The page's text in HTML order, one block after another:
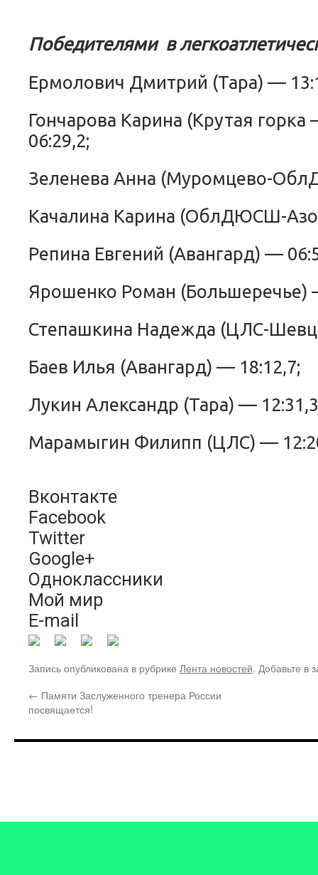
Победителями в
Ермолович Дмитрий (Тара) —
Гончарова Карина (Крутая
06:29,2;
Зеленева Анна (Муромцево-
Качалина Карина (ОблДЮСШ-
Репина Евгений (Авангард) —
Ярошенко Роман (Большеречье)
Степашкина Надежда (ЦЛС-
Баев Илья (Авангард) — 18:12,7;
Лукин Александр (Тара) —
Марамыгин Филипп (ЦЛС) —
Вконтакте
Facebook
Twitter
Google+
Одноклассники
Мой мир
E-mail
Запись опубликована в рубрике Лента новостей. Добавьте в
← Памяти Заслуженного тренера России
посвящается!